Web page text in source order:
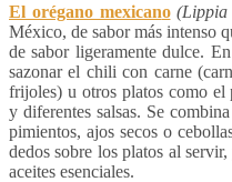
El orégano mexicano (Lippia
México, de sabor más intenso
de sabor ligeramente dulce.
sazonar el chili con carne
frijoles) u otros platos como el
y diferentes salsas. Se
pimientos, ajos secos o
dedos sobre los platos al
aceites esenciales.